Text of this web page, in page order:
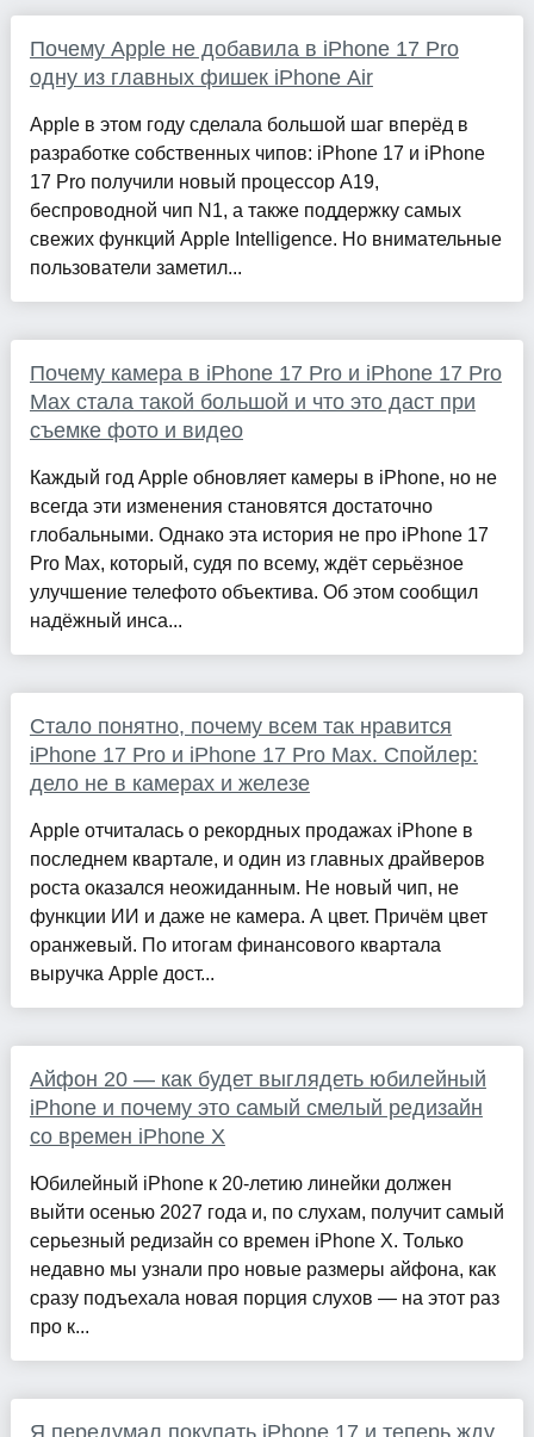
Почему Apple не добавила в iPhone 17 Pro
одну из главных фишек iPhone Air
Apple в этом году сделала большой шаг вперёд в
разработке собственных чипов: iPhone 17 и iPhone
17 Pro получили новый процессор A19,
беспроводной чип N1, а также поддержку самых
свежих функций Apple Intelligence. Но внимательные
пользователи заметил...
Почему камера в iPhone 17 Pro и iPhone 17 Pro
Max стала такой большой и что это даст при
съемке фото и видео
Каждый год Apple обновляет камеры в iPhone, но не
всегда эти изменения становятся достаточно
глобальными. Однако эта история не про iPhone 17
Pro Max, который, судя по всему, ждёт серьёзное
улучшение телефото объектива. Об этом сообщил
надёжный инса...
Стало понятно, почему всем так нравится
iPhone 17 Pro и iPhone 17 Pro Max. Спойлер:
дело не в камерах и железе
Apple отчиталась о рекордных продажах iPhone в
последнем квартале, и один из главных драйверов
роста оказался неожиданным. Не новый чип, не
функции ИИ и даже не камера. А цвет. Причём цвет
оранжевый. По итогам финансового квартала
выручка Apple дост...
Айфон 20 — как будет выглядеть юбилейный
iPhone и почему это самый смелый редизайн
со времен iPhone X
Юбилейный iPhone к 20-летию линейки должен
выйти осенью 2027 года и, по слухам, получит самый
серьезный редизайн со времен iPhone X. Только
недавно мы узнали про новые размеры айфона, как
сразу подъехала новая порция слухов — на этот раз
про к...